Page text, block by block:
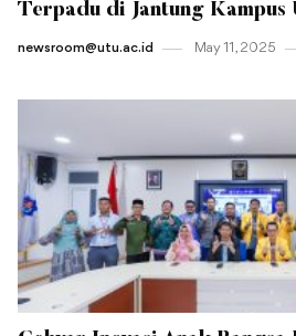
Terpadu di Jantung Kampus
newsroom@utu.ac.id May 11 , 2025